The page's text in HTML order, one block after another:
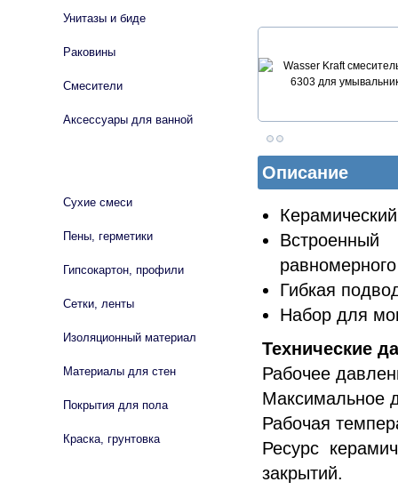
Описание
Гибкая
Набор для
Технические
Рабочее
Максимальное
Рабочая
Ресурс
закрытий.
Унитазы и биде
Раковины
Смесители
Аксессуары для ванной
Сухие смеси
Пены, герметики
Гипсокартон, профили
Сетки, ленты
Изоляционный материал
Материалы для стен
Покрытия для пола
Краска, грунтовка